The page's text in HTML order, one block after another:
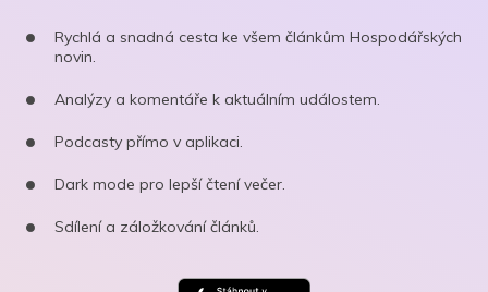
Rychlá a snadná cesta ke všem článkům Hospodářských
novin.
Analýzy a komentáře k aktuálním událostem.
Podcasty přímo v aplikaci.
Dark mode pro lepší čtení večer.
Sdílení a záložkování článků.